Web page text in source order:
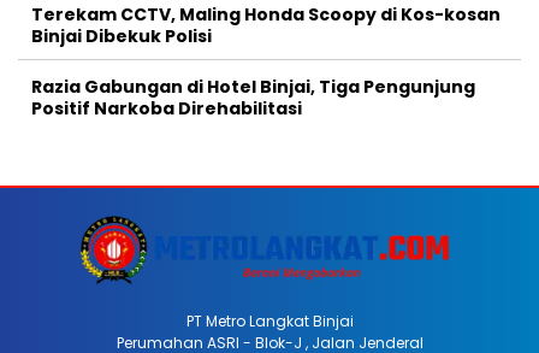
Terekam CCTV, Maling Honda Scoopy di Kos-kosan
Binjai Dibekuk Polisi
Razia Gabungan di Hotel Binjai, Tiga Pengunjung
Positif Narkoba Direhabilitasi
PT Metro Langkat Binjai
Perumahan ASRI - Blok-J , Jalan Jenderal